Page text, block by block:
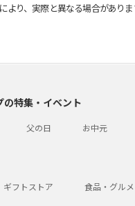
り、実際と異なる場合がありま
特集・イベント
父の日 お中元
ギフトストア 食品・グル